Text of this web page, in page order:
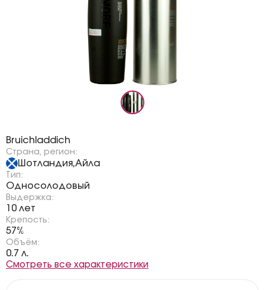
Bruichladdich
Страна, регион:
Шотландия,Айла
Тип:
Односолодовый
Выдержка:
10 лет
Крепость:
57%
Объём:
0.7 л.
Смотреть все характеристики